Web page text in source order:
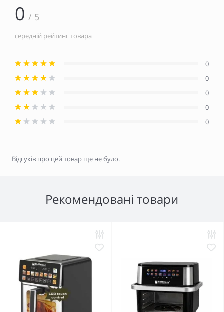
0 / 5
середній рейтинг товара
0
0
0
0
0
Відгуків про цей товар ще не було.
Рекомендовані товари